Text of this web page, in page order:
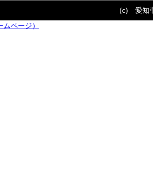
(c) 愛知
ページ）